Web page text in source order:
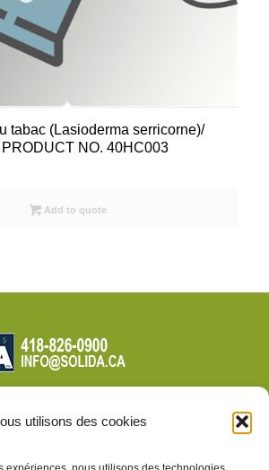
utilisons des cookies
tabac (Lasioderma serricorne)/
NO. 40HC003
Add to quote